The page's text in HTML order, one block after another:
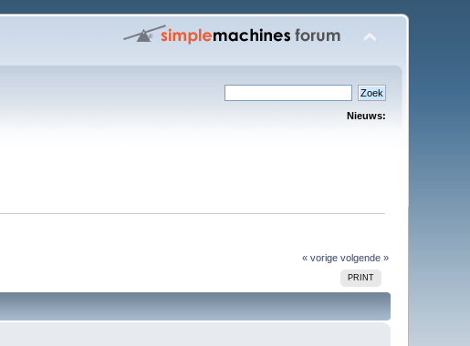
Nieuws:
« vorige volgende »
PRINT